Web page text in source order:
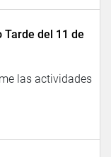
del 11 de
las actividades